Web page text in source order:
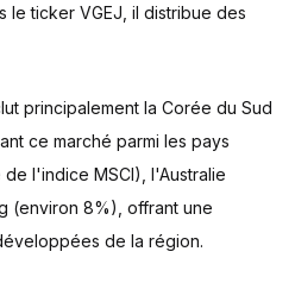
le ticker VGEJ, il distribue des
principalement la Corée du Sud
ce marché parmi les pays
l'indice MSCI), l'Australie
(environ 8%), offrant une
de la région.